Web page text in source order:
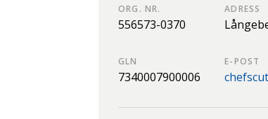
ORG. NR.
556573-0370
GLN
7340007900006
ADRESS
E-POST